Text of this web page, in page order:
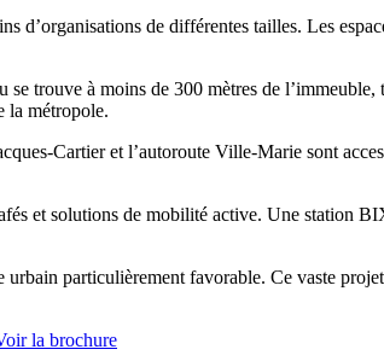
d’organisations de différentes tailles. Les
trouve à moins de 300 mètres de
la métropole.
Cartier et l’autoroute Ville-Marie sont
et solutions de mobilité active. Une station
particulièrement favorable. Ce vaste
la brochure